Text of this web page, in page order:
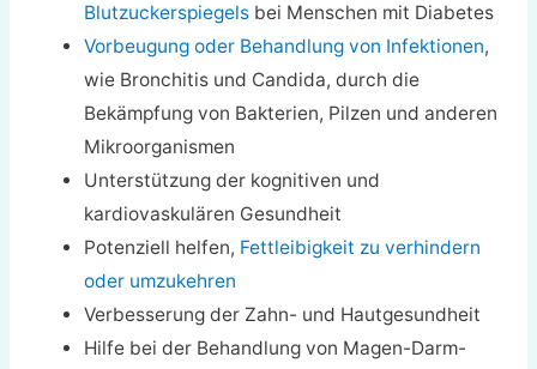
Blutzuckerspiegels bei Menschen mit Diabetes
Vorbeugung oder Behandlung von Infektionen,
wie Bronchitis und Candida, durch die
Bekämpfung von Bakterien, Pilzen und anderen
Mikroorganismen
Unterstützung der kognitiven und
kardiovaskulären Gesundheit
Potenziell helfen, Fettleibigkeit zu verhindern
oder umzukehren
Verbesserung der Zahn- und Hautgesundheit
Hilfe bei der Behandlung von Magen-Darm-